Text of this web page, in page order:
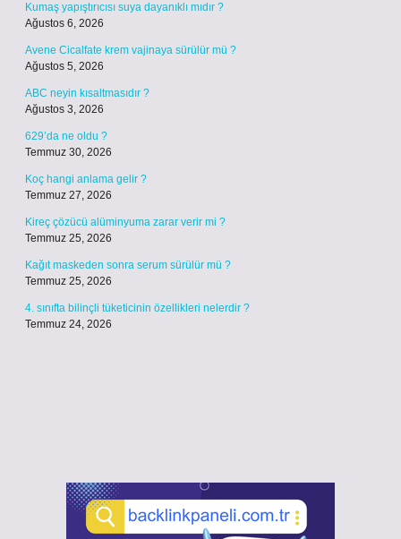
Kumaş yapıştırıcısı suya dayanıklı mıdır ?
Ağustos 6, 2026
Avene Cicalfate krem vajinaya sürülür mü ?
Ağustos 5, 2026
ABC neyin kısaltmasıdır ?
Ağustos 3, 2026
629’da ne oldu ?
Temmuz 30, 2026
Koç hangi anlama gelir ?
Temmuz 27, 2026
Kireç çözücü alüminyuma zarar verir mi ?
Temmuz 25, 2026
Kağıt maskeden sonra serum sürülür mü ?
Temmuz 25, 2026
4. sınıfta bilinçli tüketicinin özellikleri nelerdir ?
Temmuz 24, 2026